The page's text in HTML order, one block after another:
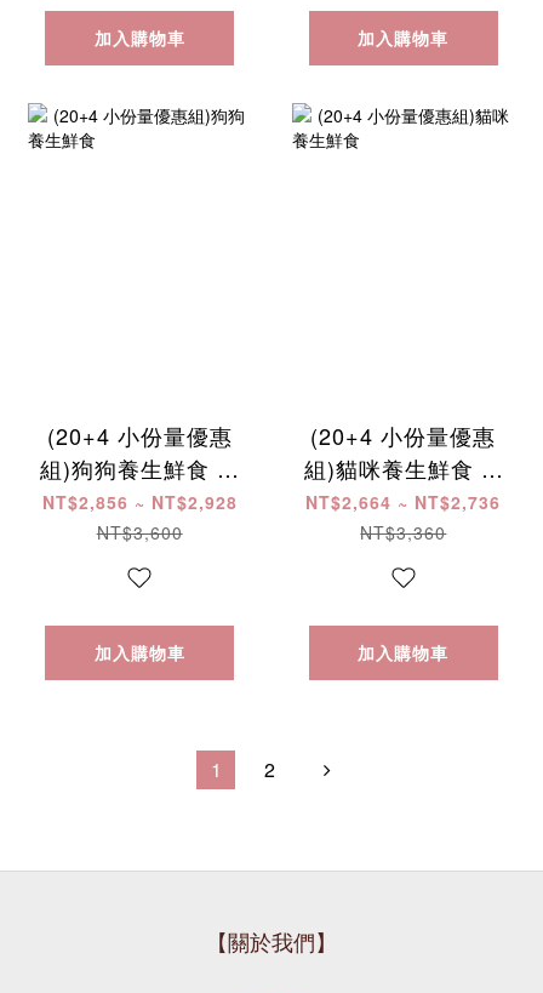
加入購物車 加入購物車
(20+4 小份量優惠
組)狗狗養生鮮食 ​ ​ ​ ​
​ ​ ​ ​ ​ ​ ​ ​ ​ ​ ​ ​ ​ ​ ​ ​ ​ ​ ​ ​ ​ ​ ​ ​ ​ ​ ​ ​ ​
​ ​
NT$2,856 ~ NT$2,928
NT$3,600
加入購物車
(20+4 小份量優惠
組)貓咪養生鮮食 ​ ​ ​ ​
​ ​ ​ ​ ​ ​ ​ ​ ​ ​ ​ ​ ​ ​ ​ ​ ​ ​ ​ ​ ​ ​ ​ ​ ​ ​ ​ ​ ​
​ ​
NT$2,664 ~ NT$2,736
NT$3,360
加入購物車
1 2
【關於我們】